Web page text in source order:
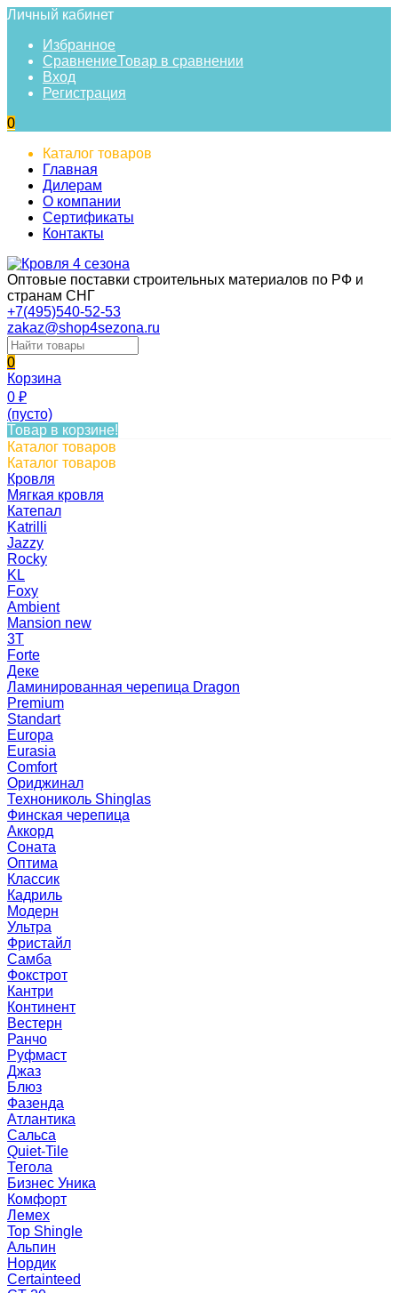
Личный кабинет
Избранное
СравнениеТовар в сравнении
Вход
Регистрация
0
Каталог товаров
Главная
Дилерам
О компании
Сертификаты
Контакты
Оптовые поставки строительных материалов по РФ и
странам СНГ
+7(495)540-52-53
zakaz@shop4sezona.ru
0
Корзина
0 ₽
(пусто)
Товар в корзине!
Каталог товаров
Каталог товаров
Кровля
Мягкая кровля
Катепал
Katrilli
Jazzy
Rocky
KL
Foxy
Ambient
Mansion new
3Т
Forte
Деке
Ламинированная черепица Dragon
Premium
Standart
Europa
Eurasia
Comfort
Ориджинал
Технониколь Shinglas
Финская черепица
Аккорд
Соната
Оптима
Классик
Кадриль
Модерн
Ультра
Фристайл
Самба
Фокстрот
Кантри
Континент
Вестерн
Ранчо
Руфмаст
Джаз
Блюз
Фазенда
Атлантика
Сальса
Quiet-Tile
Тегола
Бизнес Уника
Комфорт
Лемех
Top Shingle
Альпин
Нордик
Certainteed